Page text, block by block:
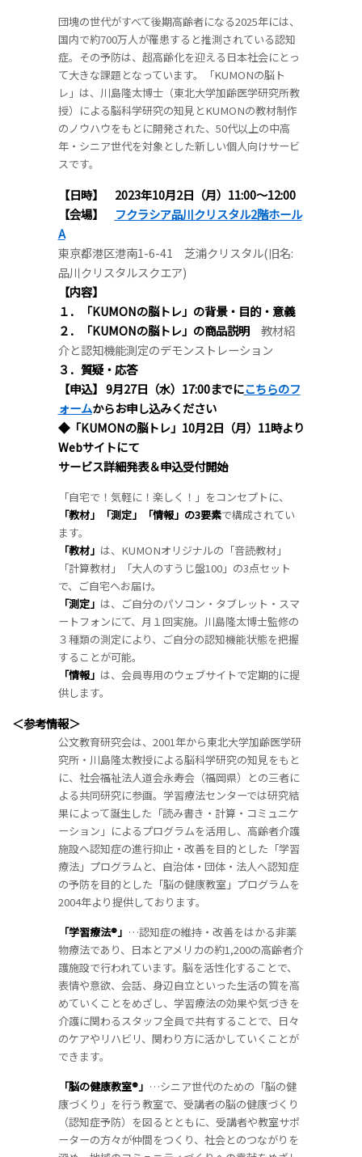
団塊の世代がすべて後期高齢者になる2025年には、
国内で約700万人が罹患すると推測されている認知
症。その予防は、超高齢化を迎える日本社会にとっ
て大きな課題となっています。「KUMONの脳ト
レ」は、川島隆太博士（東北大学加齢医学研究所教
授）による脳科学研究の知見とKUMONの教材制作
のノウハウをもとに開発された、50代以上の中高
年・シニア世代を対象とした新しい個人向けサービ
スです。
【日時】 2023年10月2日（月）11:00～12:00
【会場】
フクラシア品川クリスタル2階ホール
A
東京都港区港南1-6-41 芝浦クリスタル(旧名:
品川クリスタルスクエア)
【内容】
１．「KUMONの脳トレ」の背景・目的・意義
２．「KUMONの脳トレ」の商品説明教材紹
介と認知機能測定のデモンストレーション
３．質疑・応答
【申込】 9月27日（水）17:00までにこちらのフ
ォームからお申し込みください
◆「KUMONの脳トレ」10月2日（月）11時より
Webサイトにて
サービス詳細発表＆申込受付開始
「自宅で！気軽に！楽しく！」をコンセプトに、
「教材」「測定」「情報」の3要素で構成されてい
ます。
「教材」 は、KUMONオリジナルの「音読教材」
「計算教材」「大人のすうじ盤100」の3点セット
で、ご自宅へお届け。
「測定」 は、ご自分のパソコン・タブレット・スマ
ートフォンにて、月１回実施。川島隆太博士監修の
３種類の測定により、ご自分の認知機能状態を把握
することが可能。
「情報」 は、会員専用のウェブサイトで定期的に提
供します。
＜参考情報＞
公文教育研究会は、2001年から東北大学加齢医学研
究所・川島隆太教授による脳科学研究の知見をもと
に、社会福祉法人道会永寿会（福岡県）との三者に
よる共同研究に参画。学習療法センターでは研究結
果によって誕生した「読み書き・計算・コミュニケ
ーション」によるプログラムを活用し、高齢者介護
施設へ認知症の進行抑止・改善を目的とした「学習
療法」プログラムと、自治体・団体・法人へ認知症
の予防を目的とした「脳の健康教室」プログラムを
2004年より提供しております。
「学習療法®」 …認知症の維持・改善をはかる非薬
物療法であり、日本とアメリカの約1,200の高齢者介
護施設で行われています。脳を活性化することで、
表情や意欲、会話、身辺自立といった生活の質を高
めていくことをめざし、学習療法の効果や気づきを
介護に関わるスタッフ全員で共有することで、日々
のケアやリハビリ、関わり方に活かしていくことが
できます。
「脳の健康教室®」 …シニア世代のための「脳の健
康づくり」を行う教室で、受講者の脳の健康づくり
（認知症予防）を図るとともに、受講者や教室サポ
ーターの方々が仲間をつくり、社会とのつながりを